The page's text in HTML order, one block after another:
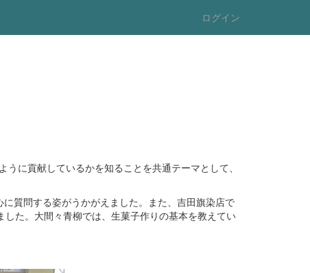
ログイン
に貢献しているかを知ることを共通テーマとして、
質問する姿がうかがえました。また、吉田旗染店で
た。大間々青柳では、生菓子作りの基本を教えてい